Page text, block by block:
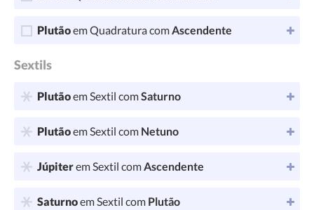
Plutãoem Quadratura comAscendente
Sextils
Plutãoem Sextil comSaturno
Plutãoem Sextil com Netuno
Júpiterem Sextil comAscendente
Saturnoem Sextil com Plutão